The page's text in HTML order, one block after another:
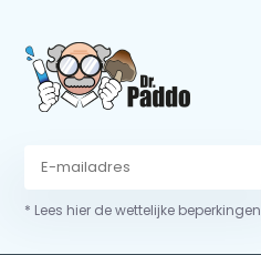
* Lees hier de wettelijke beperkingen